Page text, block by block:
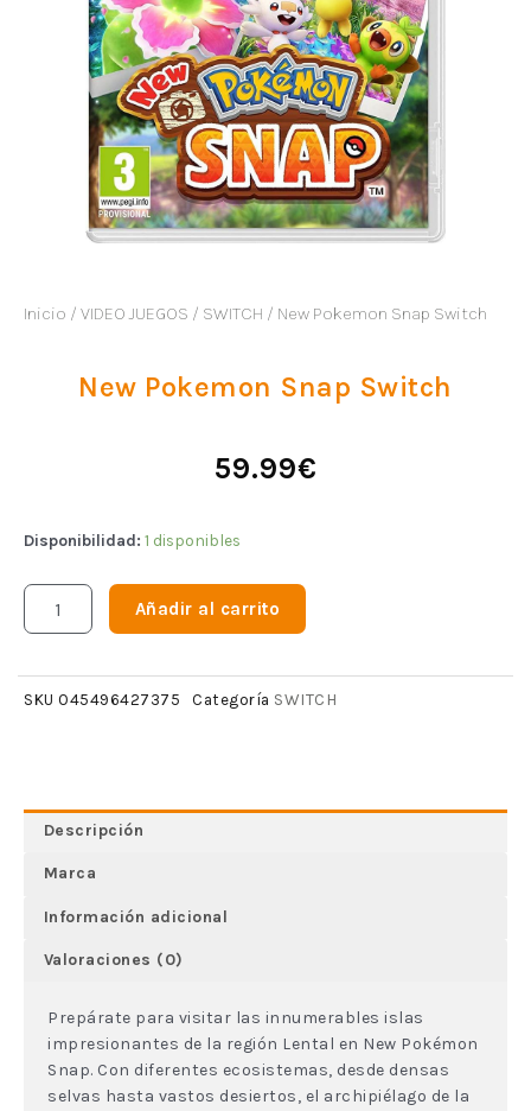
Inicio / VIDEO JUEGOS / SWITCH / New Pokemon Snap Switch
New Pokemon Snap Switch
59.99€
Disponibilidad: 1 disponibles
Añadir al carrito
SKU 045496427375 Categoría SWITCH
Descripción
Marca
Información adicional
Valoraciones (0)
Prepárate para visitar las innumerables islas
impresionantes de la región Lental en New Pokémon
Snap. Con diferentes ecosistemas, desde densas
selvas hasta vastos desiertos, el archipiélago de la